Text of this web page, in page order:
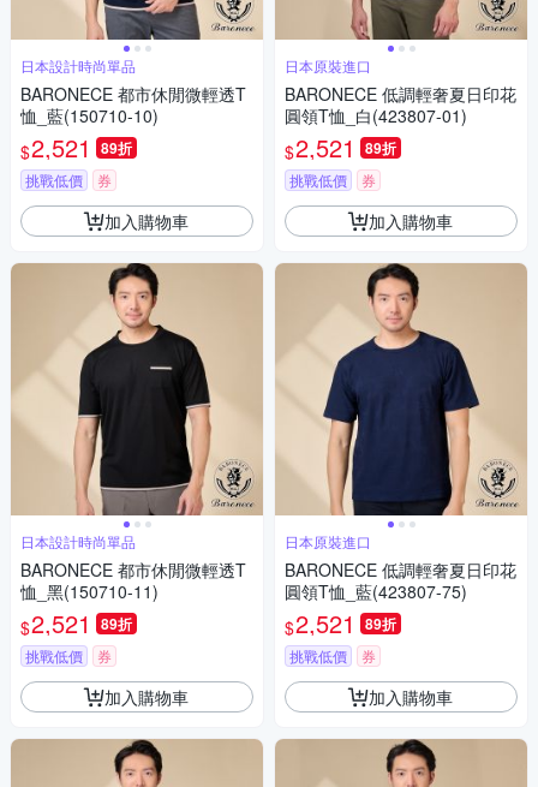
日本設計時尚單品
BARONECE 都市休閒微輕透T
恤_藍(150710-10)
$2,521 89折
挑戰低價 券
加入購物車
日本設計時尚單品
BARONECE 都市休閒微輕透T
恤_黑(150710-11)
$2,521 89折
挑戰低價 券
加入購物車
日本原裝進口
BARONECE 低調輕奢夏日印花
圓領T恤_白(423807-01)
$2,521 89折
挑戰低價 券
加入購物車
日本原裝進口
BARONECE 低調輕奢夏日印花
圓領T恤_藍(423807-75)
$2,521 89折
挑戰低價 券
加入購物車